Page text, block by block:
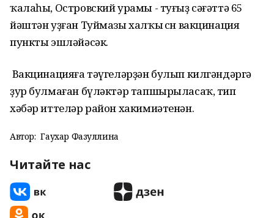
ҡалаһы, Островский урамы - туғыҙ сәғәттә 65
йәштән уҙған Туймазы халҡы өсөн вакцинация
пункты эшләйәсәк.
Вакцинацияға тәүгеләрҙән булып килгәндәргә
ҙур булмаған бүләктәр тапшырыласаҡ, тип
хәбәр иттеләр район хакимиәтенән.
Автор: Гаухар Фазуллина
Читайте нас